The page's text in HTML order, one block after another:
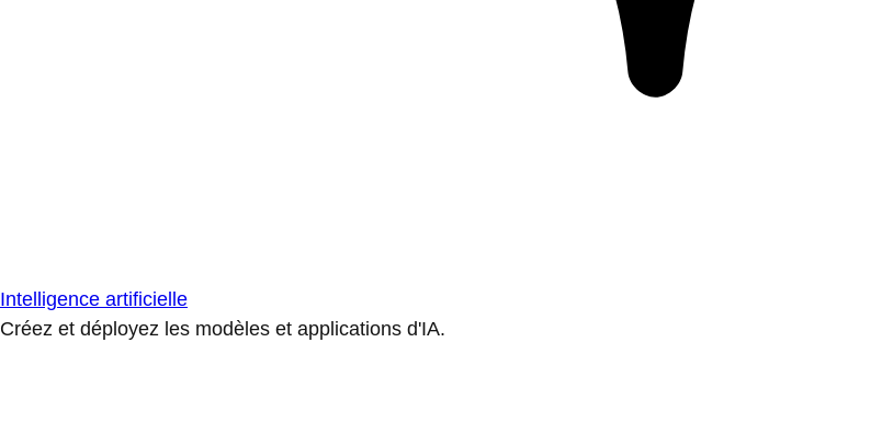
Intelligence artificielle
Créez et déployez les modèles et applications d'IA.